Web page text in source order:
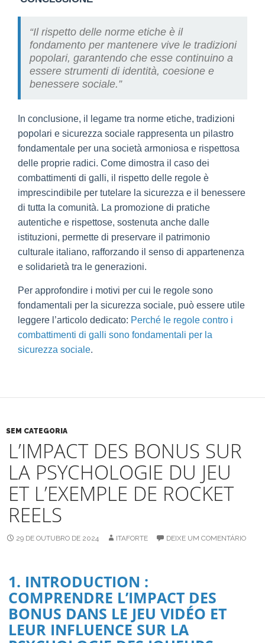
“Il rispetto delle norme etiche è il
fondamento per mantenere vive le tradizioni
popolari, garantendo che esse continuino a
essere strumenti di identità, coesione e
benessere sociale.”
In conclusione, il legame tra norme etiche, tradizioni
popolari e sicurezza sociale rappresenta un pilastro
fondamentale per una società armoniosa e rispettosa
delle proprie radici. Come dimostra il caso dei
combattimenti di galli, il rispetto delle regole è
imprescindibile per tutelare la sicurezza e il benessere
di tutta la comunità. La promozione di pratiche
autentiche e rispettose, sostenuta anche dalle
istituzioni, permette di preservare il patrimonio
culturale italiano, rafforzando il senso di appartenenza
e solidarietà tra le generazioni.
Per approfondire i motivi per cui le regole sono
fondamentali per la sicurezza sociale, può essere utile
leggere l’articolo dedicato: Perché le regole contro i
combattimenti di galli sono fondamentali per la
sicurezza sociale.
SEM CATEGORIA
L’IMPACT DES BONUS SUR
LA PSYCHOLOGIE DU JEU
ET L’EXEMPLE DE ROCKET
REELS
29 DE OUTUBRO DE 2024 ITAFORTE DEIXE UM COMENTÁRIO
1. INTRODUCTION :
COMPRENDRE L’IMPACT DES
BONUS DANS LE JEU VIDÉO ET
LEUR INFLUENCE SUR LA